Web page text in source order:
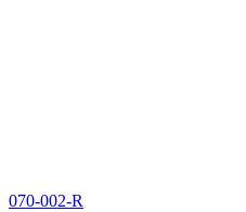
070-002-R